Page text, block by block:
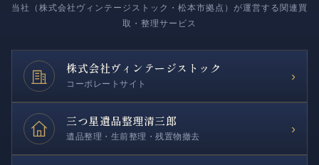
当社（株式会社ヴィンテージストック・松本市拠点）が運営する関連買
取・整理サービス
株式会社ヴィンテージストック
コーポレートサイト
›
三つ星遺品整理清三郎
遺品整理・生前整理・残置物撤去
›